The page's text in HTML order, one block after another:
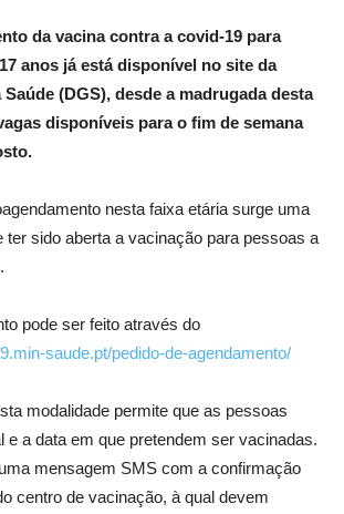
da vacina contra a covid-19 para
anos já está disponível no site da
(DGS), desde a madrugada desta
disponíveis para o fim de semana
nesta faixa etária surge uma
ter sido aberta a vacinação para pessoas a
pode ser feito através do
saude.pt/pedido-de-agendamento/
modalidade permite que as pessoas
e a data em que pretendem ser vacinadas.
mensagem SMS com a confirmação
centro de vacinação, à qual devem